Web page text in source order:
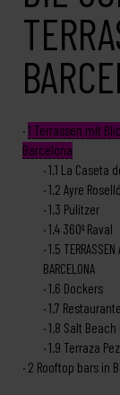
1 Terrassen mit
Barcelona
1.1 La Caseta
1.2 Ayre
1.3 Pulitzer
1.4360º Raval
1.5
BARCELONA
1.6 Dockers
1.7
1.8 Salt Beach
1.9 Terraza
2 Rooftop bars in